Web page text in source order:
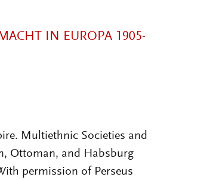
IN EUROPA 1905-
Multiethnic Societies and
Ottoman, and Habsburg
permission of Perseus